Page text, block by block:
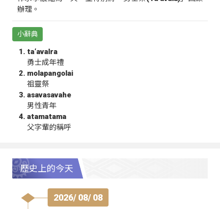
辦理。
小辭典
ta‘avalra
勇士成年禮
molapangolai
祖靈祭
asavasavahe
男性青年
atamatama
父字輩的稱呼
歷史上的今天
2026/ 08/ 08